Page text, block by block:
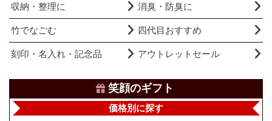
収納・整理に 消臭・防臭に
竹でなごむ 四代目おすすめ
刻印・名入れ・記念品 アウトレットセール
笑顔のギフト
価格別に探す